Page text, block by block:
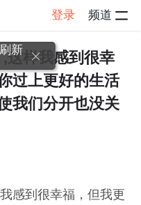
登录 频道
帖子详情
这样我感到很幸
过上更好的生活
我们分开也没关
感到很幸福，但我更
新